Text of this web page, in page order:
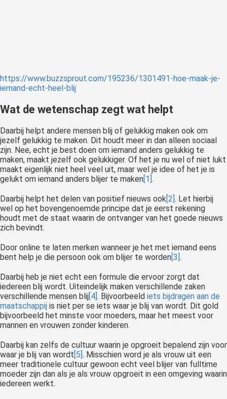
https://www.buzzsprout.com/195236/1301491-hoe-maak-je-
iemand-echt-heel-blij
Wat de wetenschap zegt wat helpt
Daarbij helpt andere mensen blij of gelukkig maken ook om
jezelf gelukkig te maken. Dit houdt meer in dan alleen sociaal
zijn. Nee, echt je best doen om iemand anders gelukkig te
maken, maakt jezelf ook gelukkiger. Of het je nu wel of niet lukt
maakt eigenlijk niet heel veel uit, maar wel je idee of het je is
gelukt om iemand anders blijer te maken [1] .
Daarbij helpt het delen van positief nieuws ook [2] . Let hierbij
wel op het bovengenoemde principe dat je eerst rekening
houdt met de staat waarin de ontvanger van het goede nieuws
zich bevindt.
Door online te laten merken wanneer je het met iemand eens
bent help je die persoon ook om blijer te worden [3] .
Daarbij heb je niet echt een formule die ervoor zorgt dat
iedereen blij wordt. Uiteindelijk maken verschillende zaken
verschillende mensen blij [4] . Bijvoorbeeld iets bijdragen aan de
maatschappij is niet per se iets waar je blij van wordt. Dit gold
bijvoorbeeld het minste voor moeders, maar het meest voor
mannen en vrouwen zonder kinderen.
Daarbij kan zelfs de cultuur waarin je opgroeit bepalend zijn voor
waar je blij van wordt [5] . Misschien word je als vrouw uit een
meer traditionele cultuur gewoon echt veel blijer van fulltime
moeder zijn dan als je als vrouw opgroeit in een omgeving waarin
iedereen werkt.